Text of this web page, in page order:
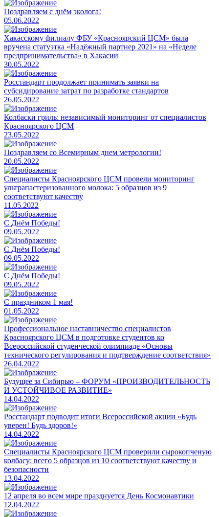
Поздравляем с днём эколога!
05.06.2022
Хакасскому филиалу ФБУ «Красноярский ЦСМ» была
вручена статуэтка «Надёжный партнер 2021» на «Неделе
предпринимательства» в Хакасии
30.05.2022
Росстандарт продолжает принимать заявки на
субсидирование затрат по разработке стандартов
26.05.2022
Колбаски гриль: независимый мониторинг от специалистов
Красноярского ЦСМ
23.05.2022
Поздравляем со Всемирным днем метрологии!
20.05.2022
Специалисты Красноярского ЦСМ провели мониторинг
ультрапастеризованного молока: 5 образцов из 9
соответствуют качеству
11.05.2022
C Днём Победы!
09.05.2022
C Днём Победы!
09.05.2022
C Днём Победы!
09.05.2022
С праздником 1 мая!
01.05.2022
Профессиональное наставничество специалистов
Красноярского ЦСМ в подготовке студентов ко
Всероссийской студенческой олимпиаде «Основы
технического регулирования и подтверждение соответствия»
26.04.2022
​Будущее за Сибирью – ФОРУМ «ПРОИЗВОДИТЕЛЬНОСТЬ
И УСТОЙЧИВОЕ РАЗВИТИЕ»
14.04.2022
Росстандарт подводит итоги Всероссийской акции «Будь
уверен! Будь здоров!»
14.04.2022
Специалисты Красноярского ЦСМ проверили сырокопченую
колбасу: всего 5 образцов из 10 соответствуют качеству и
безопасности
13.04.2022
12 апреля во всем мире празднуется День Космонавтики
12.04.2022